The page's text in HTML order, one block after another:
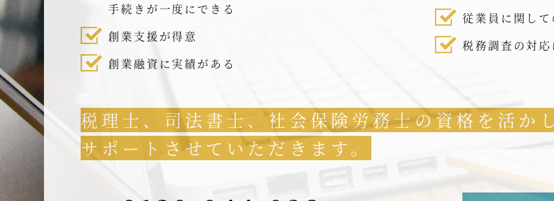
手続きが一度にできる
創業支援が得意
創業融資に実績がある
従業員に関し
税務調査の対
税理士、司法書士、社会保険労務士の資格を活か
サポートさせていただきます。